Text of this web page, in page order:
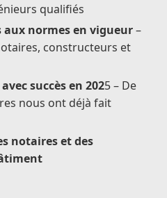
qualifiés
aux normes en vigueur–
constructeurs et
succès en 2025 – De
nous ont déjà fait
notaires et des